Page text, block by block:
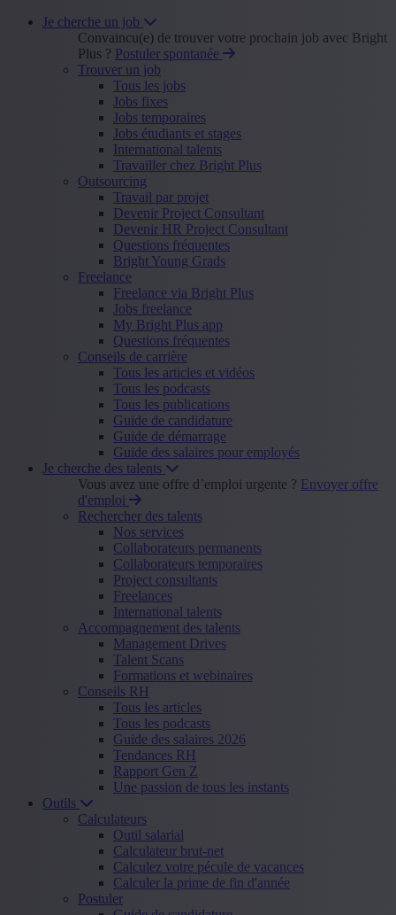
Je cherche un job
Convaincu(e) de trouver votre prochain job avec Bright
Plus ? Postuler spontanée
Trouver un job
Tous les jobs
Jobs fixes
Jobs temporaires
Jobs étudiants et stages
International talents
Travailler chez Bright Plus
Outsourcing
Travail par projet
Devenir Project Consultant
Devenir HR Project Consultant
Questions fréquentes
Bright Young Grads
Freelance
Freelance via Bright Plus
Jobs freelance
My Bright Plus app
Questions fréquentes
Conseils de carrière
Tous les articles et vidéos
Tous les podcasts
Tous les publications
Guide de candidature
Guide de démarrage
Guide des salaires pour employés
Je cherche des talents
Vous avez une offre d’emploi urgente ? Envoyer offre
d'emploi
Rechercher des talents
Nos services
Collaborateurs permanents
Collaborateurs temporaires
Project consultants
Freelances
International talents
Accompagnement des talents
Management Drives
Talent Scans
Formations et webinaires
Conseils RH
Tous les articles
Tous les podcasts
Guide des salaires 2026
Tendances RH
Rapport Gen Z
Une passion de tous les instants
Outils
Calculateurs
Outil salarial
Calculateur brut-net
Calculez votre pécule de vacances
Calculer la prime de fin d'année
Postuler